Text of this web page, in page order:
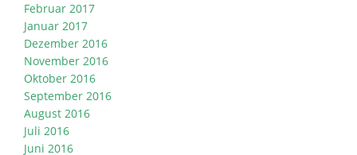
Februar 2017
Januar 2017
Dezember 2016
November 2016
Oktober 2016
September 2016
August 2016
Juli 2016
Juni 2016